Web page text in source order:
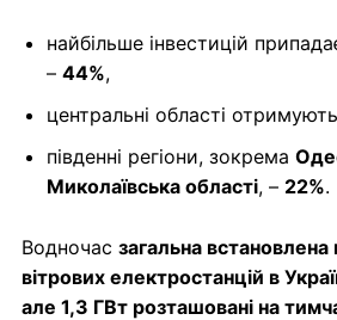
найбільше інвестицій
– 44%,
центральні області отримують
південні регіони, зокрема
Миколаївська області, – 22%.
Водночас загальна встановлена
вітрових електростанцій в
але 1,3 ГВт розташовані на